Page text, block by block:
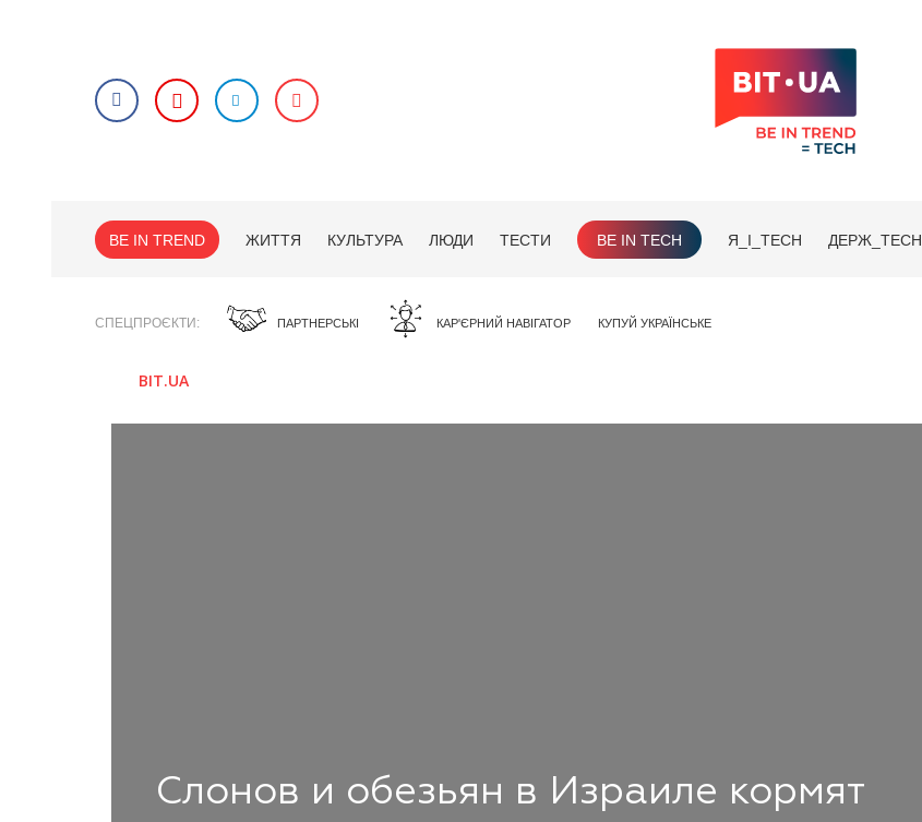
BE IN TREND ЖИТТЯ КУЛЬТУРА ЛЮДИ ТЕСТИ BE IN TECH Я_І_TECH ДЕРЖ_TECH
СПЕЦПРОЄКТИ ПАРТНЕРСЬКІ КАР'ЄРНИЙ НАВІГАТОР КУПУЙ УКРАЇНСЬКЕ
BIT.UA
Слонов и обезьян в Израиле кормят